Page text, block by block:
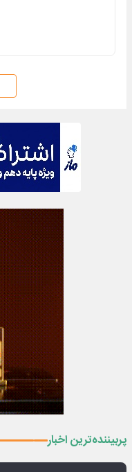
پربیننده‌ترین اخبار